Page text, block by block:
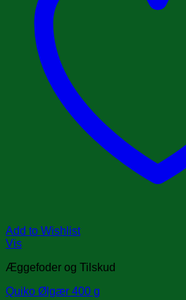
Add to Wishlist
Vis
Æggefoder og Tilskud
Quiko Ølgær 400 g